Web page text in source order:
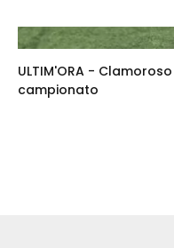
ULTIM'ORA -
campionato